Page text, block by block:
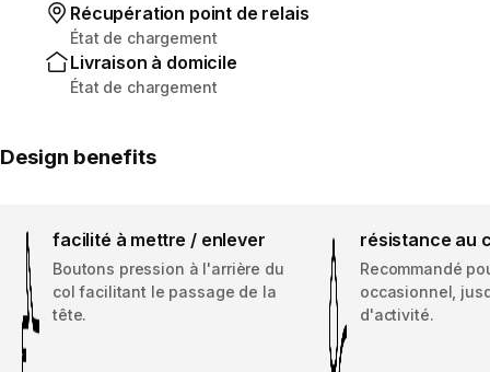
Récupération point de relais
État de chargement
Livraison à domicile
État de chargement
Design benefits
facilité à mettre / enlever
Boutons pression à l'arrière du
col facilitant le passage de la
tête.
résistance au
Recommandé
occasionnel,
d'activité.